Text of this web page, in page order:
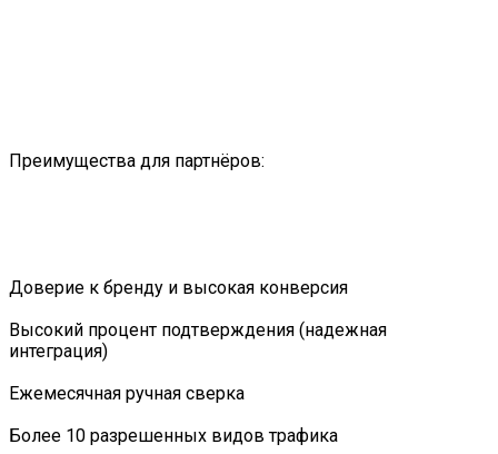
Преимущества для партнёров:
Доверие к бренду и высокая конверсия
Высокий процент подтверждения (надежная
интеграция)
Ежемесячная ручная сверка
Более 10 разрешенных видов трафика